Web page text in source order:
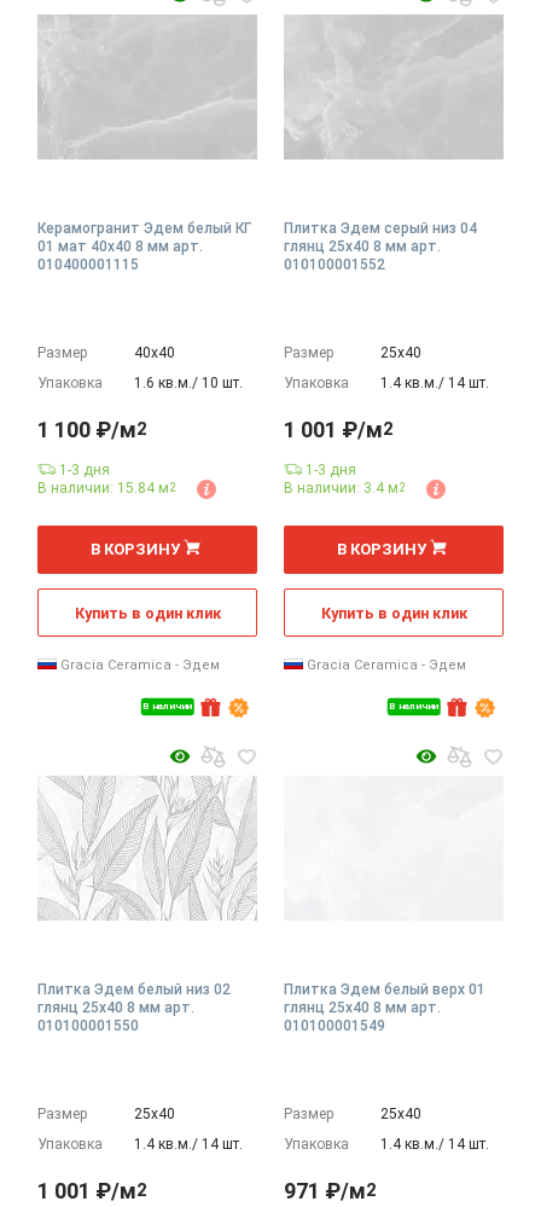
Керамогранит Эдем белый КГ
01 мат 40x40 8 мм арт.
010400001115
Размер
40х40
Упаковка
1.6 кв.м./ 10 шт.
В наличии
1 100 ₽/м2
1-3 дня
В наличии: 15.84 м2
м
В КОРЗИНУ
Купить в один клик
Gracia Ceramica - Эдем
Плитка Эдем серый низ 04
глянц 25x40 8 мм арт.
010100001552
Размер
25х40
Упаковка
1.4 кв.м./ 14 шт.
В наличии
1 001 ₽/м2
1-3 дня
В наличии: 3.4 м2
м
В КОРЗИНУ
Купить в один клик
Gracia Ceramica - Эдем
Плитка Эдем белый низ 02
глянц 25x40 8 мм арт.
010100001550
Размер
25х40
Упаковка
1.4 кв.м./ 14 шт.
1 001 ₽/м2
Плитка Эдем белый верх 01
глянц 25x40 8 мм арт.
010100001549
Размер
25х40
Упаковка
1.4 кв.м./ 14 шт.
971 ₽/м2